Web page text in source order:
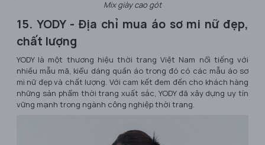
Mix giày cao gót
15. YODY - Địa chỉ mua áo sơ mi nữ đẹp,
chất lượng
YODY là một thương hiệu thời trang Việt Nam nổi tiếng với
nhiều mẫu mã, kiểu dáng quần áo trong đó có các mẫu áo sơ
mi nữ đẹp và chất lượng. Với cam kết đem đến cho khách hàng
những sản phẩm thời trang xuất sắc, YODY đã xây dựng uy tín
vững mạnh trong ngành công nghiệp thời trang.